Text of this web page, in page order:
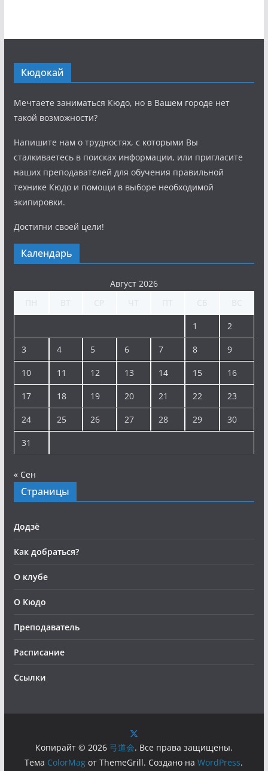
Кюдокай
Мечтаете заниматься Кюдо, но в Вашем городе нет
такой возможности?
Напишите нам о трудностях, с которыми Вы
сталкиваетесь в поисках информации, или пригласите
наших преподавателей для обучения правильной
технике Кюдо и помощи в выборе необходимой
экипировки.
Достигни своей цели!
Календарь
Август 2026
1 2
3 4 5 6 7 8 9
10 11 12 13 14 15 16
17 18 19 20 21 22 23
24 25 26 27 28 29 30
31
« Сен
Страницы
Додзё
Как добраться?
О клубе
О Кюдо
Преподаватель
Расписание
Ссылки
Копирайт © 2026 弓道会. Все права защищены.
Тема ColorMag от ThemeGrill. Создано наWordPress.